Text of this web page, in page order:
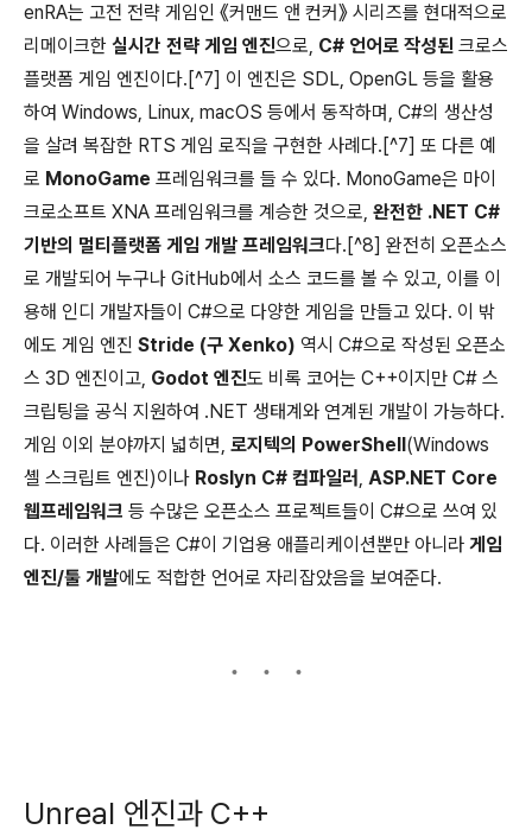
enRA는 고전 전략 게임인 《커맨드 앤 컨커》 시리즈를 현대적으로
리메이크한 실시간 전략 게임 엔진으로, C# 언어로 작성된 크로스
플랫폼 게임 엔진이다.[^7] 이 엔진은 SDL, OpenGL 등을 활용
하여 Windows, Linux, macOS 등에서 동작하며, C#의 생산성
을 살려 복잡한 RTS 게임 로직을 구현한 사례다.[^7] 또 다른 예
로 MonoGame 프레임워크를 들 수 있다. MonoGame은 마이
크로소프트 XNA 프레임워크를 계승한 것으로, 완전한 .NET C#
기반의 멀티플랫폼 게임 개발 프레임워크다.[^8] 완전히 오픈소스
로 개발되어 누구나 GitHub에서 소스 코드를 볼 수 있고, 이를 이
용해 인디 개발자들이 C#으로 다양한 게임을 만들고 있다. 이 밖
에도 게임 엔진 Stride (구 Xenko) 역시 C#으로 작성된 오픈소
스 3D 엔진이고, Godot 엔진도 비록 코어는 C++이지만 C# 스
크립팅을 공식 지원하여 .NET 생태계와 연계된 개발이 가능하다.
게임 이외 분야까지 넓히면, 로지텍의 PowerShell (Windows
셸 스크립트 엔진)이나 Roslyn C# 컴파일러 , ASP.NET Core
웹프레임워크 등 수많은 오픈소스 프로젝트들이 C#으로 쓰여 있
다. 이러한 사례들은 C#이 기업용 애플리케이션뿐만 아니라 게임
엔진/툴 개발에도 적합한 언어로 자리잡았음을 보여준다.
Unreal 엔진과 C++